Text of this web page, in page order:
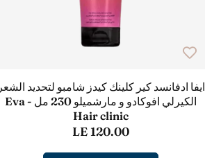
ايفا ادفانسد كير كلينك كيدز شامبو لتحديد الشعر
الكيرلي افوكادو و مارشميلو 230 مل - Eva
Hair clinic
LE 120.00